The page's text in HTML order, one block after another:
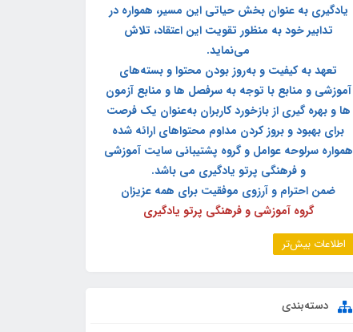
یادگیری به عنوان بخش حیاتی این مسیر، همواره در
تدابیر خود به منظور تقویت این اعتقاد، تلاش
می‌نماید.
تعهد به کیفیت و به‌روز بودن محتوا و بسته‌های
آموزشی و منابع با توجه به سرفصل ها و منابع آزمون
ها و بهره گیری از بازخورد کاربران به‌عنوان یک فرصت
برای بهبود و بروز کردن مداوم محتواهای ارائه شده
همواره سرلوحه عوامل و گروه پشتیبانی سایت آموزشی
و فرهنگی پرتو یادگیری می باشد.
ضمن احترام و آرزوی موفقیت برای همه عزیزان
گروه آموزشی و فرهنگی پرتو یادگیری
اطلاعات بیش‌تر
دسته‌بندی